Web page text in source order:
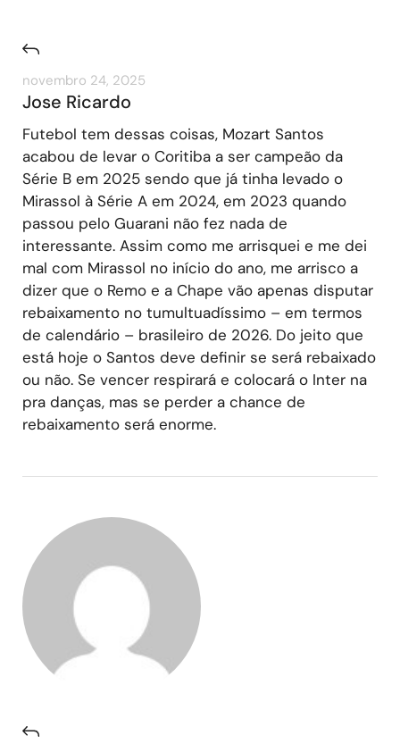
novembro 24, 2025
Jose Ricardo
Futebol tem dessas coisas, Mozart Santos
acabou de levar o Coritiba a ser campeão da
Série B em 2025 sendo que já tinha levado o
Mirassol à Série A em 2024, em 2023 quando
passou pelo Guarani não fez nada de
interessante. Assim como me arrisquei e me dei
mal com Mirassol no início do ano, me arrisco a
dizer que o Remo e a Chape vão apenas disputar
rebaixamento no tumultuadíssimo – em termos
de calendário – brasileiro de 2026. Do jeito que
está hoje o Santos deve definir se será rebaixado
ou não. Se vencer respirará e colocará o Inter na
pra danças, mas se perder a chance de
rebaixamento será enorme.